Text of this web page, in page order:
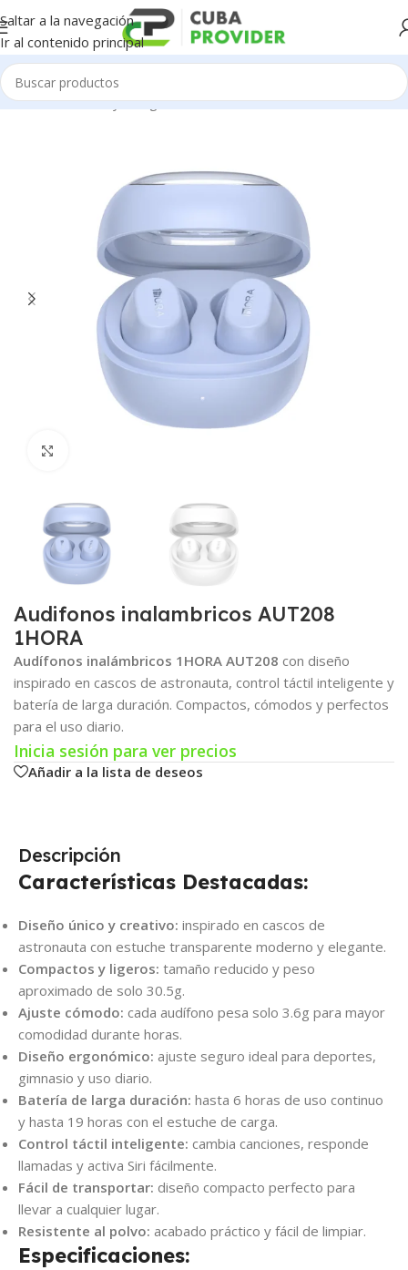
Saltar a la navegación
Ir al contenido principal
Inicio/Accesorios y Gadgets/Audifonos/Audífonos inalambricos
Audifonos inalambricos AUT208
1HORA
Audífonos inalámbricos 1HORA AUT208 con diseño
inspirado en cascos de astronauta, control táctil inteligente y
batería de larga duración. Compactos, cómodos y perfectos
para el uso diario.
Inicia sesión para ver precios
Añadir a la lista de deseos
Descripción
Características Destacadas:
Diseño único y creativo: inspirado en cascos de
astronauta con estuche transparente moderno y elegante.
Compactos y ligeros: tamaño reducido y peso
aproximado de solo 30.5g.
Ajuste cómodo: cada audífono pesa solo 3.6g para mayor
comodidad durante horas.
Diseño ergonómico: ajuste seguro ideal para deportes,
gimnasio y uso diario.
Batería de larga duración: hasta 6 horas de uso continuo
y hasta 19 horas con el estuche de carga.
Control táctil inteligente: cambia canciones, responde
llamadas y activa Siri fácilmente.
Fácil de transportar: diseño compacto perfecto para
llevar a cualquier lugar.
Resistente al polvo: acabado práctico y fácil de limpiar.
Especificaciones: